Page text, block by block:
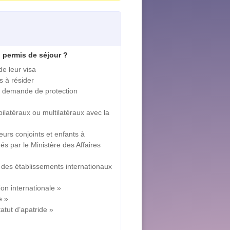
de séjour ?
leur visa
à résider
demande de protection
ou multilatéraux avec la
conjoints et enfants à
par le Ministère des Affaires
établissements internationaux
internationale »
»
d’apatride »